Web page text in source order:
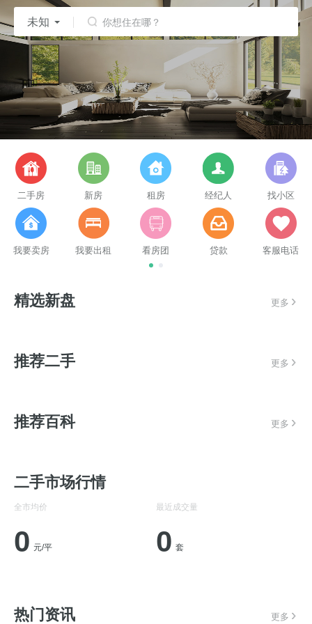
未知 你想住在哪？
二手房 新房 租房 经纪人 找小区
我要卖房 我要出租 看房团 贷款 客服电话
精选新盘 更多
推荐二手 更多
推荐百科 更多
二手市场行情
全市均价
0 元/平
最近成交量
0 套
热门资讯 更多